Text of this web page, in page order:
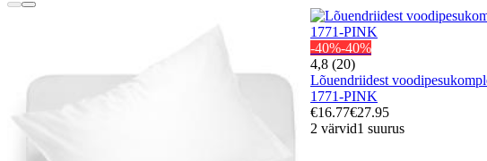
-40%-40%
4,8 (20)
Lõuendriidest
1771-PINK
€16.77€27.95
2 värvid1 suurus